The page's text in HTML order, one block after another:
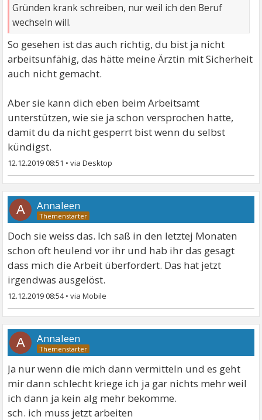
Gründen krank schreiben, nur weil ich den Beruf
wechseln will.
So gesehen ist das auch richtig, du bist ja nicht
arbeitsunfähig, das hätte meine Ärztin mit Sicherheit
auch nicht gemacht.
Aber sie kann dich eben beim Arbeitsamt
unterstützen, wie sie ja schon versprochen hatte,
damit du da nicht gesperrt bist wenn du selbst
kündigst.
12.12.2019 08:51 •
A Annaleen
Doch sie weiss das. Ich saß in den letztej Monaten
schon oft heulend vor ihr und hab ihr das gesagt
dass mich die Arbeit überfordert. Das hat jetzt
irgendwas ausgelöst.
12.12.2019 08:54•
A Annaleen
Ja nur wenn die mich dann vermitteln und es geht
mir dann schlecht kriege ich ja gar nichts mehr weil
ich dann ja kein alg mehr bekomme.
sch. ich muss jetzt arbeiten